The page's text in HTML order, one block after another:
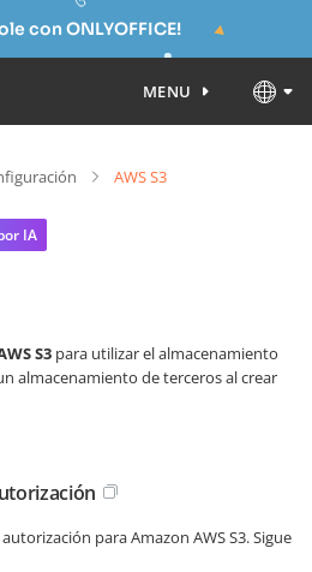
con ONLYOFFICE!
MENU
AWS S3
IA
S3 para utilizar el almacenamiento
almacenamiento de terceros al crear
para Amazon AWS S3. Sigue